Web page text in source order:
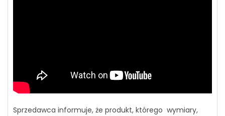
Sprzedawca informuje, że produkt, którego wymiary,